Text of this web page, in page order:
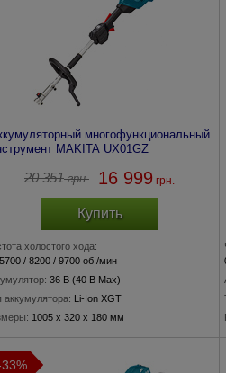
многофункциональный
MAKITA UX01GZ
20 351грн. 16 999 грн.
Купить
холостого хода:
/ 8200 / 9700 об./мин
36 В (40 В Max)
аккумулятора: Li-Ion XGT
1005 x 320 x 180 мм
5,4 кг